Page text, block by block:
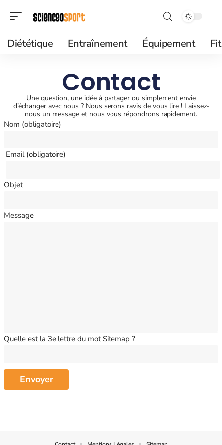
Diététique Entraînement Équipement
Contact
Une question, une idée à partager ou simplement envie
d’échanger avec nous ? Nous serons ravis de vous lire ! Laissez-
nous un message et nous vous répondrons rapidement.
Nom (obligatoire)
Email (obligatoire)
Objet
Message
Quelle est la 3e lettre du mot Sitemap ?